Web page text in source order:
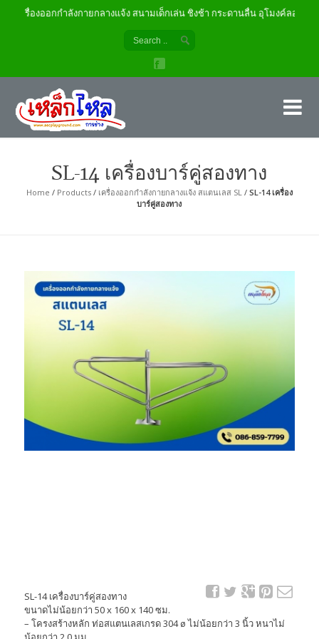
เครื่องออกกำลังกายกลางแจ้ง สนามเด็กเล่น ชิงช้า กระดานลื่น อุโมงค์ลอด
SL-14 เครื่องบาร์คู่สองทาง
Home / Products/ เครื่องออกกำลังกายกลางแจ้ง สแตนเลส SL / SL-14 เครื่อง
บาร์คู่สองทาง
SL-14 เครื่องบาร์คู่สองทาง
ขนาดไม่น้อยกว่า 50 x 160 x 140 ซม.
– โครงสร้างหลัก ท่อสแตนเลสเกรด 304 ø ไม่น้อยกว่า 3 นิ้ว หนาไม่